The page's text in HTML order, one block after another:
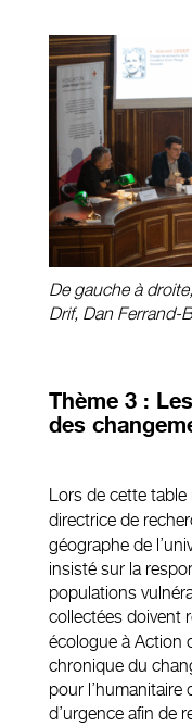
De gauche à
Drif, Dan Ferrand-
Thème 3 :
des
Lors de cette
directrice de
géographe de
insisté sur la
populations
collectées doivent
écologue à Action
chronique du
pour l’humanitaire
d’urgence afin de